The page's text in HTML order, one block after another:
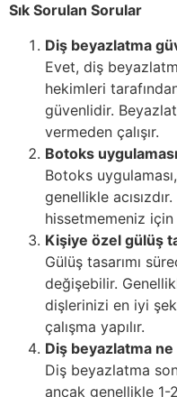
Sık Sorulan Sorular
Diş beyazlatma
Evet, diş
hekimleri
güvenlidir.
vermeden çalışır.
Botoks
Botoks
genellikle
hissetmemeniz
Kişiye özel gülüş
Gülüş tasarımı
değişebilir.
dişlerinizi en iyi
çalışma yapılır.
Diş beyazlatma ne
Diş beyazlatma
ancak genellikle 1-